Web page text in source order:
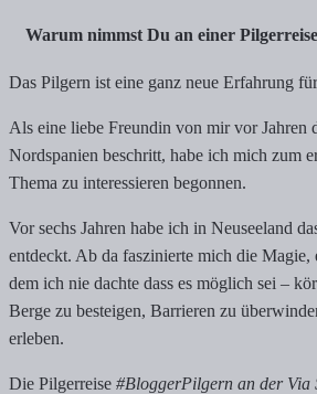
Warum nimmst Du an einer
Das Pilgern ist eine ganz neue Erfahrung
Als eine liebe Freundin von mir vor Jahren
Nordspanien beschritt, habe ich mich zum
Thema zu interessieren begonnen.
Vor sechs Jahren habe ich in Neuseeland
entdeckt. Ab da faszinierte mich die Magie,
dem ich nie dachte dass es möglich sei –
Berge zu besteigen, Barrieren zu
erleben.
Die Pilgerreise #BloggerPilgern an der Via